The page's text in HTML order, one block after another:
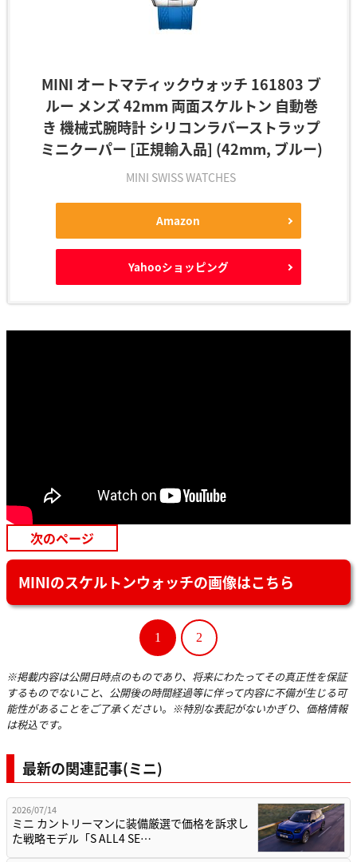
MINI オートマティックウォッチ 161803 ブ
ルー メンズ 42mm 両面スケルトン 自動巻
き 機械式腕時計 シリコンラバーストラップ
ミニクーパー [正規輸入品] (42mm, ブルー)
MINI SWISS WATCHES
Amazon
Yahooショッピング
次のページ
MINIのスケルトンウォッチの画像はこちら
1 2
※掲載内容は公開日時点のものであり、将来にわたってその真正性を保証
するものでないこと、公開後の時間経過等に伴って内容に不備が生じる可
能性があることをご了承ください。※特別な表記がないかぎり、価格情報
は税込です。
最新の関連記事(ミニ)
2026/07/14
ミニ カントリーマンに装備厳選で価格を訴求し
た戦略モデル「S ALL4 SE…